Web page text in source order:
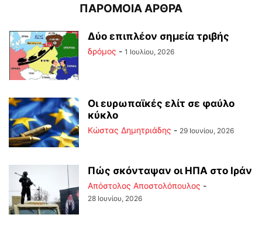
ΠΑΡΟΜΟΙΑ ΑΡΘΡΑ
Δύο επιπλέον σημεία τριβής
δρόμος - 1 Ιουλίου, 2026
Οι ευρωπαϊκές ελίτ σε φαύλο
κύκλο
Kώστας Δημητριάδης - 29 Ιουνίου, 2026
Πώς σκόνταψαν οι ΗΠΑ στο Ιράν
Απόστολος Αποστολόπουλος -
28 Ιουνίου, 2026